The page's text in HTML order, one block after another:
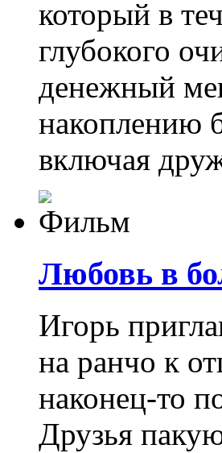
который в
глубокого
денежный
накоплению
включая
Любовь в
Игорь
на ранчо к
наконец-то
Друзья